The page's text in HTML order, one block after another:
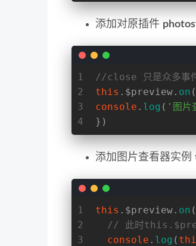
添加对原插件
1
2
3
4
//close 只是众多事件
this . $preview . on (
console . log ( '图片
})
添加图片查看器实例
1
2
3
this . $preview . on (
// 此时
console . log (